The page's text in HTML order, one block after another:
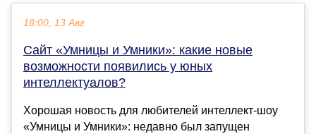
18:00, 13 Авг
Сайт «Умницы и Умники»: какие новые
возможности появились у юных
интеллектуалов?
Хорошая новость для любителей интеллект-шоу
«Умницы и Умники»: недавно был запущен